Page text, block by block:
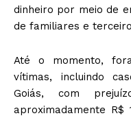
dinheiro por meio de
de familiares e
Até o momento,
vítimas, incluindo
Goiás, com
aproximadamente R$